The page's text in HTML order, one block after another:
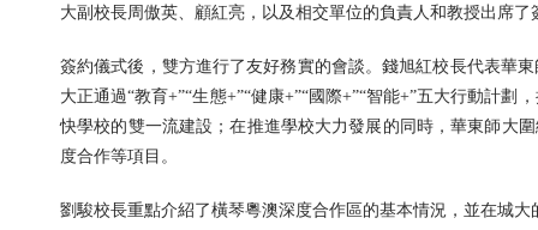
大副校長周傲英、顧紅亮，以及相交單位的負責人和教授出席了
簽約儀式後，雙方進行了友好務實的會談。錢旭紅校長代表華
大正通過“教育+”“生態+”“健康+”“國際+”“智能+”五大行動計
快學校的雙一流建設；在推進學校大力發展的同時，華東師大
度合作等項目。
劉駿校長重點介紹了橫琴粵澳深度合作區的基本情況，並在城